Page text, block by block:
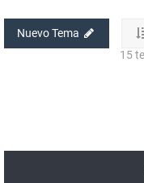
Nuevo Tema
15